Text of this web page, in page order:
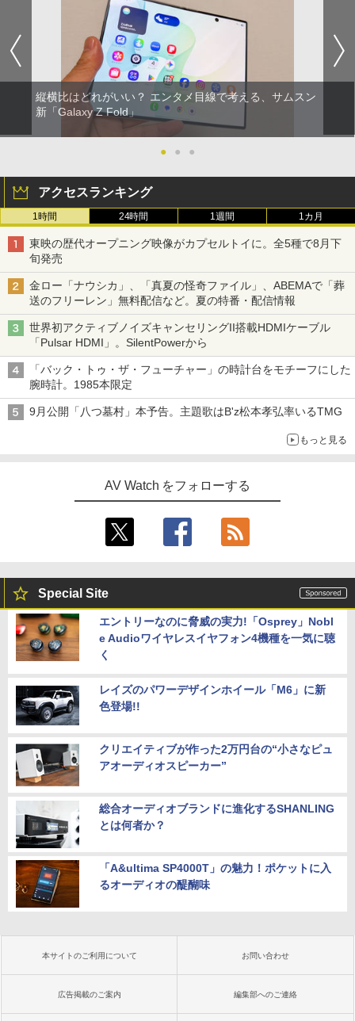
縦横比はどれがいい？ エンタメ目線で考える、サムスン
新「Galaxy Z Fold」
● ● ●
アクセスランキング
1時間 24時間 1週間 1カ月
東映の歴代オープニング映像がカプセルトイに。全5種で8月下
旬発売
金ロー「ナウシカ」、「真夏の怪奇ファイル」、ABEMAで「葬
送のフリーレン」無料配信など。夏の特番・配信情報
世界初アクティブノイズキャンセリングII搭載HDMIケーブル
「Pulsar HDMI」。SilentPowerから
「バック・トゥ・ザ・フューチャー」の時計台をモチーフにした
腕時計。1985本限定
9月公開「八つ墓村」本予告。主題歌はB'z松本孝弘率いるTMG
もっと見る
AV Watch をフォローする
Special Site
エントリーなのに脅威の実力!「Osprey」Nobl
e Audioワイヤレスイヤフォン4機種を一気に聴
く
レイズのパワーデザインホイール「M6」に新
色登場!!
クリエイティブが作った2万円台の“小さなピュ
アオーディオスピーカー”
総合オーディオブランドに進化するSHANLING
とは何者か？
「A&ultima SP4000T」の魅力！ポケットに入
るオーディオの醍醐味
本サイトのご利用について お問い合わせ
広告掲載のご案内 編集部へのご連絡